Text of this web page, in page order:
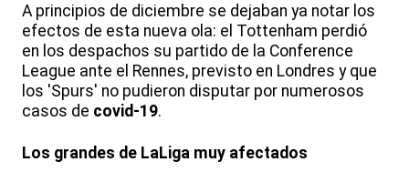
A principios de diciembre se dejaban ya notar los
efectos de esta nueva ola: el Tottenham perdió
en los despachos su partido de la Conference
League ante el Rennes, previsto en Londres y que
los 'Spurs' no pudieron disputar por numerosos
casos de covid-19.
Los grandes de LaLiga muy afectados